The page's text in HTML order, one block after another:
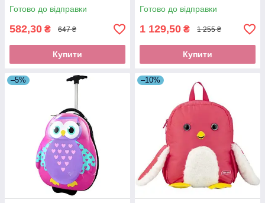
Готово до відправки
582,30 ₴ 647 ₴
Купити
Готово до відправки
1 129,50 ₴ 1 255 ₴
Купити
–5% –10%